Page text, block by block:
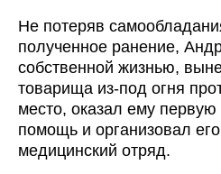
Не потеряв
полученное ранение,
собственной жизнью,
товарища из-под огня
место, оказал ему
помощь и организовал
медицинский отряд.